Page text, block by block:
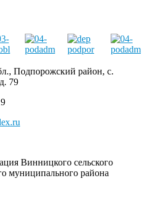
Подпорожский район, с.
79
Винницкого сельского
муниципального района